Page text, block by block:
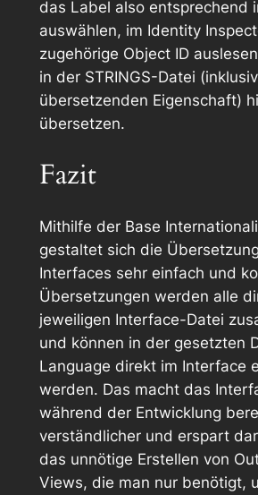
das Label also entsprechend
auswählen, im Identity
zugehörige Object ID
in der STRINGS-Datei
übersetzenden Eigenschaft)
übersetzen.
Fazit
Mithilfe der Base
gestaltet sich die
Interfaces sehr einfach und
Übersetzungen werden alle
jeweiligen Interface-Datei
und können in der gesetzten
Language direkt im Interface
werden. Das macht das
während der Entwicklung
verständlicher und erspart
das unnötige Erstellen von
Views, die man nur benötigt,